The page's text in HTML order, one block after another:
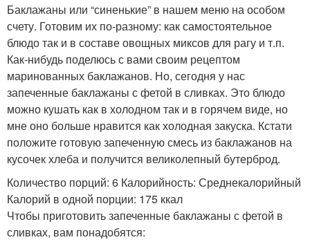
Баклажаны или “синенькие” в нашем меню на особом
счету. Готовим их по-разному: как самостоятельное
блюдо так и в составе овощных миксов для рагу и т.п.
Как-нибудь поделюсь с вами своим рецептом
маринованных баклажанов. Но, сегодня у нас
запеченные баклажаны с фетой в сливках. Это блюдо
можно кушать как в холодном так и в горячем виде, но
мне оно больше нравится как холодная закуска. Кстати
положите готовую запеченную смесь из баклажанов на
кусочек хлеба и получится великолепный бутерброд.
Количество порций: 6 Калорийность: Среднекалорийный
Калорий в одной порции: 175 ккал
Чтобы приготовить запеченные баклажаны с фетой в
сливках, вам понадобятся: